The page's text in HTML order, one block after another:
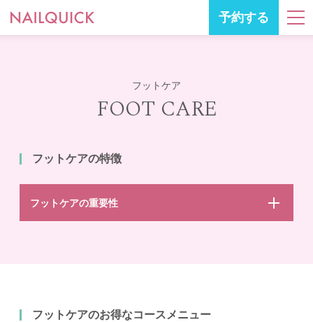
予約する
フットケア
FOOT CARE
フットケアの特徴
フットケアの重要性
フットケアのお得なコースメニュー